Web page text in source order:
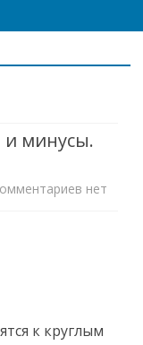
минусы.
кнет
к круглым